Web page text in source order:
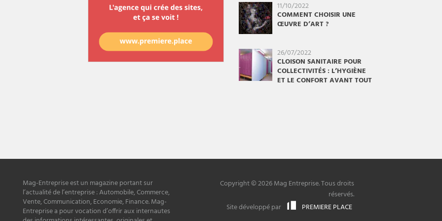
11/10/2022
COMMENT CHOISIR UNE
ŒUVRE D’ART ?
26/07/2022
CLOISON SANITAIRE POUR
COLLECTIVITÉS : L’HYGIÈNE
ET LE CONFORT AVANT TOUT
Mag-Entreprise est un magazine portant sur
l’actualité de l’entreprise : Automobile, Commerce,
Vente, Communication, Economie, Finance. Mag-
Entreprise a pour vocation d’offrir aux internautes
Copyright © 2026 Mag Entreprise. Tous droits
réservés.
Site développé par
PREMIERE PLACE